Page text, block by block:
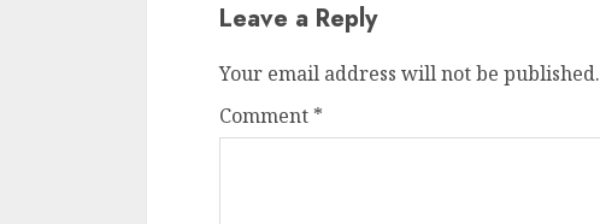
Leave a Reply
Your email address will not be published.
Comment *